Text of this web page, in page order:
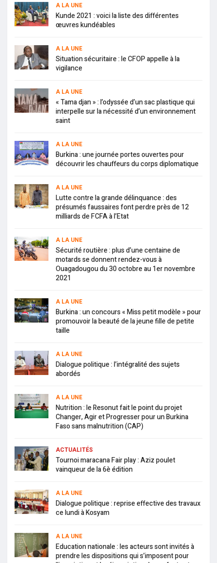
A LA UNE
Kunde 2021 : voici la liste des différentes
œuvres kundéables
A LA UNE
Situation sécuritaire : le CFOP appelle à la
vigilance
A LA UNE
« Tama djan » : l’odyssée d’un sac plastique qui
interpelle sur la nécessité d’un environnement
saint
A LA UNE
Burkina : une journée portes ouvertes pour
découvrir les chauffeurs du corps diplomatique
A LA UNE
Lutte contre la grande délinquance : des
présumés faussaires font perdre près de 12
milliards de FCFA à l’Etat
A LA UNE
Sécurité routière : plus d’une centaine de
motards se donnent rendez-vous à
Ouagadougou du 30 octobre au 1er novembre
2021
A LA UNE
Burkina : un concours « Miss petit modèle » pour
promouvoir la beauté de la jeune fille de petite
taille
A LA UNE
Dialogue politique : l’intégralité des sujets
abordés
A LA UNE
Nutrition : le Resonut fait le point du projet
Changer, Agir et Progresser pour un Burkina
Faso sans malnutrition (CAP)
ACTUALITÉS
Tournoi maracana Fair play : Aziz poulet
vainqueur de la 6è édition
A LA UNE
Dialogue politique : reprise effective des travaux
ce lundi à Kosyam
A LA UNE
Education nationale : les acteurs sont invités à
prendre les dispositions qui s’imposent pour